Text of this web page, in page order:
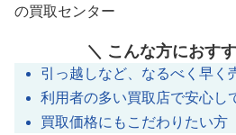
の買取センター
＼ こんな方におす
引っ越しなど、なるべく早く
利用者の多い買取店で安心し
買取価格にもこだわりたい方